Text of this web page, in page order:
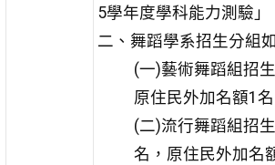
5學年度學科能力測驗」
二、舞蹈學系招生分組
(一)藝術舞蹈組招
原住民外加名額1名
(二)流行舞蹈組招
名，原住民外加名